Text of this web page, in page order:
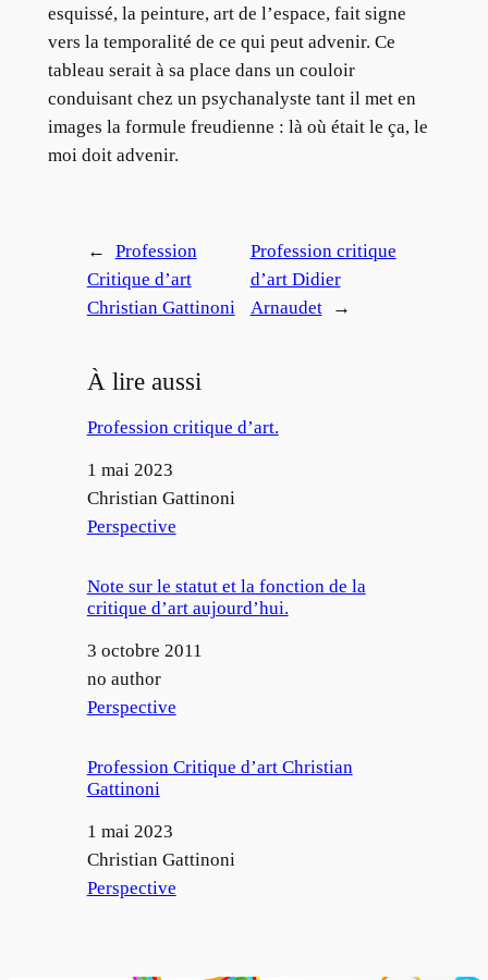
esquissé, la peinture, art de l’espace, fait signe
vers la temporalité de ce qui peut advenir. Ce
tableau serait à sa place dans un couloir
conduisant chez un psychanalyste tant il met en
images la formule freudienne : là où était le ça, le
moi doit advenir.
←
Profession
Critique d’art
Christian Gattinoni
Profession critique
d’art Didier
Arnaudet
→
À lire aussi
Profession critique d’art.
Date
1 mai 2023
Auteur
Christian Gattinoni
Par rapport à
Perspective
Note sur le statut et la fonction de la
critique d’art aujourd’hui.
Date
3 octobre 2011
Auteur
no author
Par rapport à
Perspective
Profession Critique d’art Christian
Gattinoni
Date
1 mai 2023
Auteur
Christian Gattinoni
Par rapport à
Perspective